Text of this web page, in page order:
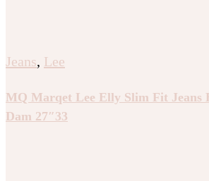
Jeans, Lee
MQ Marqet Lee Elly Slim Fit Jeans
Dam 27″33